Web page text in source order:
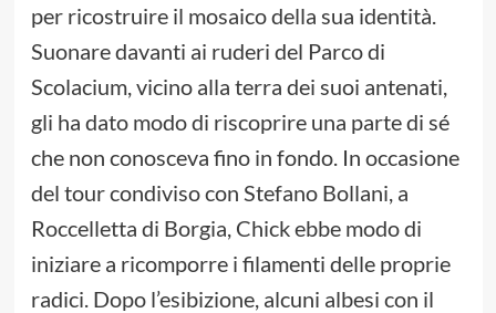
per ricostruire il mosaico della sua identità.
Suonare davanti ai ruderi del Parco di
Scolacium, vicino alla terra dei suoi antenati,
gli ha dato modo di riscoprire una parte di sé
che non conosceva fino in fondo. In occasione
del tour condiviso con Stefano Bollani, a
Roccelletta di Borgia, Chick ebbe modo di
iniziare a ricomporre i filamenti delle proprie
radici. Dopo l’esibizione, alcuni albesi con il